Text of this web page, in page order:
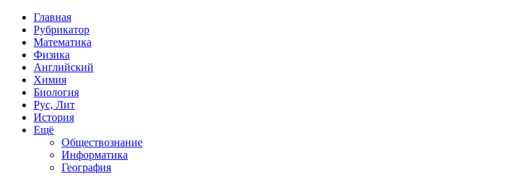
Главная
Рубрикатор
Математика
Физика
Английский
Химия
Биология
Рус, Лит
История
Ещё
Обществознание
Информатика
География